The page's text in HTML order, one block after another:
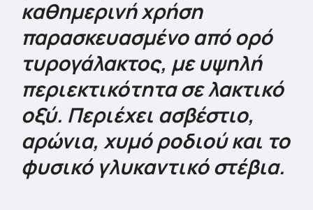
καθημερινή χρήση
παρασκευασμένο από ορό
τυρογάλακτος, με υψηλή
περιεκτικότητα σε λακτικό
οξύ. Περιέχει ασβέστιο,
αρώνια, χυμό ροδιού και το
φυσικό γλυκαντικό στέβια.